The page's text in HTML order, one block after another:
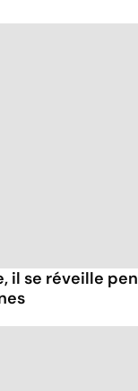
il se réveille